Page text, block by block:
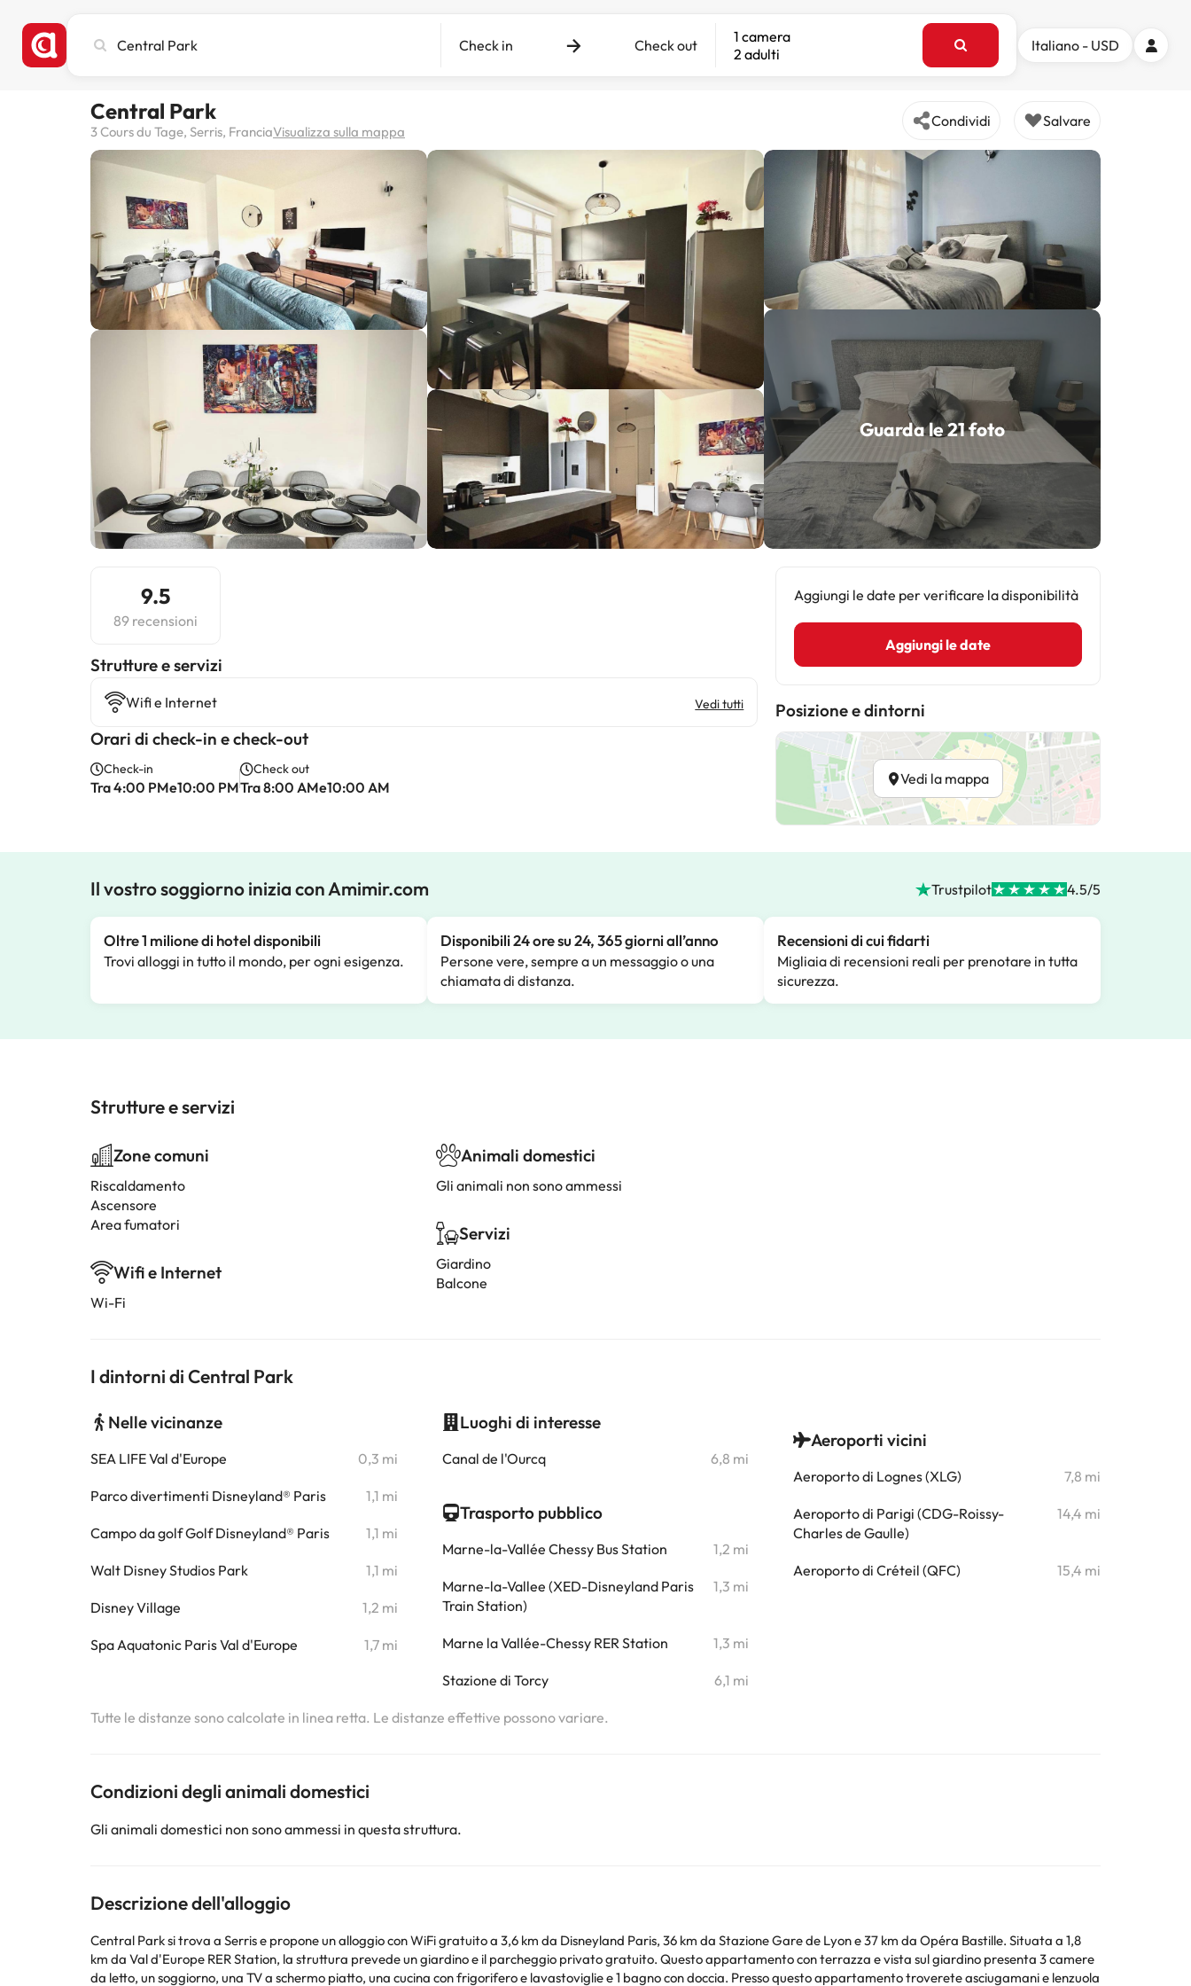
città,
destinazione
Check in Check out
1 camera
2 adulti
Italiano - USD
Central Park
3 Cours du Tage, Serris, FranciaVisualizza sulla mappa
Condividi Salvare
Guarda le 21 foto
9.5
89 recensioni
​Strutture e servizi
Wifi e Internet Vedi tutti
Orari di check-in e check-out
Check-in
Tra 4:00 PMe10:00 PM
Check out
Tra 8:00 AMe10:00 AM
Aggiungi le date per verificare la disponibilità
Aggiungi le date
Posizione e dintorni
Vedi la mappa
Il vostro soggiorno inizia con Amimir.com Trustpilot 4.5/5
Oltre 1 milione di hotel disponibili
Trovi alloggi in tutto il mondo, per ogni esigenza.
Disponibili 24 ore su 24, 365 giorni all’anno
Persone vere, sempre a un messaggio o una
chiamata di distanza.
Recensioni di cui fidarti
Migliaia di recensioni reali per prenotare in tutta
sicurezza.
Strutture e servizi
Zone comuni
Riscaldamento
Ascensore
Area fumatori
Wifi e Internet
Wi-Fi
Animali domestici
Gli animali non sono ammessi
Servizi
Giardino
Balcone
I dintorni di Central Park
Nelle vicinanze
SEA LIFE Val d'Europe 0,3 mi
Parco divertimenti Disneyland® Paris 1,1 mi
Campo da golf Golf Disneyland® Paris 1,1 mi
Walt Disney Studios Park 1,1 mi
Disney Village 1,2 mi
Spa Aquatonic Paris Val d'Europe 1,7 mi
Luoghi di interesse
Canal de l'Ourcq 6,8 mi
Trasporto pubblico
Marne-la-Vallée Chessy Bus Station 1,2 mi
Marne-la-Vallee (XED-Disneyland Paris
Train Station)
1,3 mi
Marne la Vallée-Chessy RER Station 1,3 mi
Stazione di Torcy 6,1 mi
Aeroporti vicini
Aeroporto di Lognes (XLG) 7,8 mi
Aeroporto di Parigi (CDG-Roissy-
Charles de Gaulle)
14,4 mi
Aeroporto di Créteil (QFC) 15,4 mi
Tutte le distanze sono calcolate in linea retta. Le distanze effettive possono variare.
Condizioni degli animali domestici
Gli animali domestici non sono ammessi in questa struttura.
Descrizione dell'alloggio
Central Park si trova a Serris e propone un alloggio con WiFi gratuito a 3,6 km da Disneyland Paris, 36 km da Stazione Gare de Lyon e 37 km da Opéra Bastille. Situata a 1,8
km da Val d'Europe RER Station, la struttura prevede un giardino e il parcheggio privato gratuito. Questo appartamento con terrazza e vista sul giardino presenta 3 camere
da letto, un soggiorno, una TV a schermo piatto, una cucina con frigorifero e lavastoviglie e 1 bagno con doccia. Presso questo appartamento troverete asciugamani e lenzuola